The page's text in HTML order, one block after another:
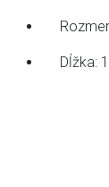
Dĺžka: